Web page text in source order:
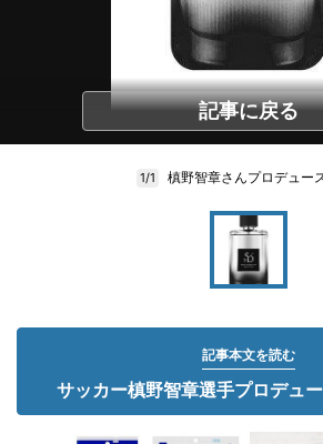
記事に戻る
1/1 槙野智章さんプロデュー
記事本文を読む
サッカー槙野智章選手プロデュ